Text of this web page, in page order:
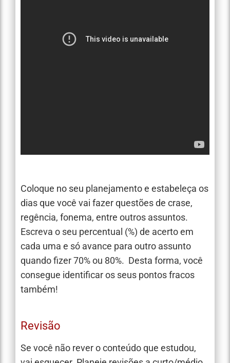
Coloque no seu planejamento e estabeleça os
dias que você vai fazer questões de crase,
regência, fonema, entre outros assuntos.
Escreva o seu percentual (%) de acerto em
cada uma e só avance para outro assunto
quando fizer 70% ou 80%. Desta forma, você
consegue identificar os seus pontos fracos
também!
Revisão
Se você não rever o conteúdo que estudou,